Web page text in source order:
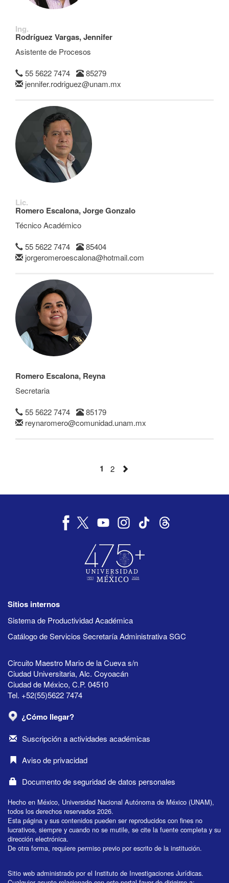
Ing.
Rodríguez Vargas, Jennifer
Asistente de Procesos
55 5622 7474
85279
jennifer.rodriguez@unam.mx
Lic.
Romero Escalona, Jorge Gonzalo
Técnico Académico
55 5622 7474
85404
jorgeromeroescalona@hotmail.com
Romero Escalona, Reyna
Secretaria
55 5622 7474
85179
reynaromero@comunidad.unam.mx
1 2
Sitios internos
Sistema de Productividad Académica
Catálogo de Servicios Secretaría Administrativa SGC
Circuito Maestro Mario de la Cueva s/n
Ciudad Universitaria, Alc. Coyoacán
Ciudad de México, C.P. 04510
Tel. +52(55)5622 7474
¿Cómo llegar?
Suscripción a actividades académicas
Aviso de privacidad
Documento de seguridad de datos personales
Hecho en México, Universidad Nacional Autónoma de México (UNAM),
todos los derechos reservados 2026.
Esta página y sus contenidos pueden ser reproducidos con fines no
lucrativos, siempre y cuando no se mutile, se cite la fuente completa y su
dirección electrónica.
De otra forma, requiere permiso previo por escrito de la institución.
Sitio web administrado por el Instituto de Investigaciones Jurídicas.